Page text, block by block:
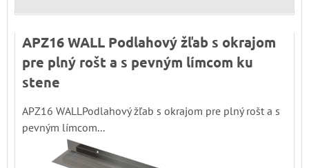
APZ16 WALL Podlahový žľab s okrajom
pre plný rošt a s pevným límcom ku
stene
APZ16 WALLPodlahový žľab s okrajom pre plný rošt a s
pevným límcom...